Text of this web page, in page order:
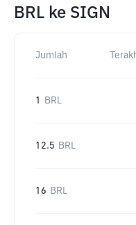
BRL ke SIGN
Jumlah
1 BRL
12.5 BRL
16 BRL